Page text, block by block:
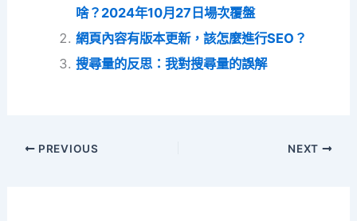
啥？2024年10月27日場次覆盤
網頁內容有版本更新，該怎麼進行SEO？
搜尋量的反思：我對搜尋量的誤解
PREVIOUS NEXT